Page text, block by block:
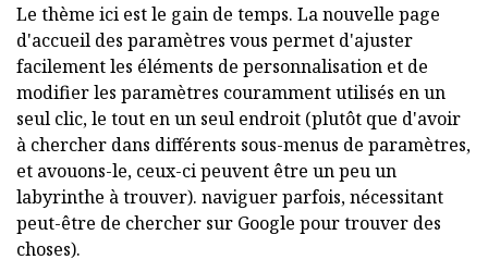
Le thème ici est le gain de temps. La nouvelle page
d'accueil des paramètres vous permet d'ajuster
facilement les éléments de personnalisation et de
modifier les paramètres couramment utilisés en un
seul clic, le tout en un seul endroit (plutôt que d'avoir
à chercher dans différents sous-menus de paramètres,
et avouons-le, ceux-ci peuvent être un peu un
labyrinthe à trouver). naviguer parfois, nécessitant
peut-être de chercher sur Google pour trouver des
choses).